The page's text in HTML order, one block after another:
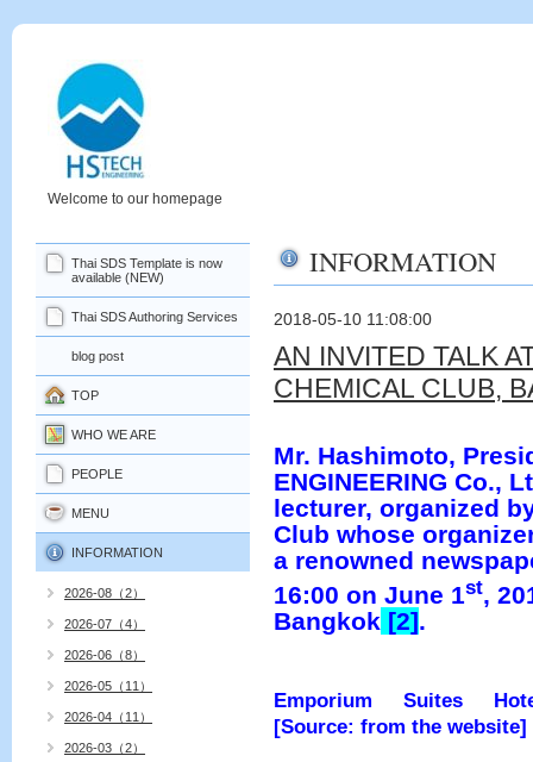
Welcome to our homepage
INFORMATION
2018-05-10 11:08:00
AN INVITED TALK
CHEMICAL CLUB,
Mr. Hashimoto,
ENGINEERING Co.,
lecturer, organized
Club whose
a renowned
16:00 on June 1st,
Bangkok [2].
Emporium Suites
[Source: from the website]
Thai SDS Template is now
available (NEW)
Thai SDS Authoring Services
blog post
TOP
WHO WE ARE
PEOPLE
MENU
INFORMATION
2026-08（2）
2026-07（4）
2026-06（8）
2026-05（11）
2026-04（11）
2026-03（2）